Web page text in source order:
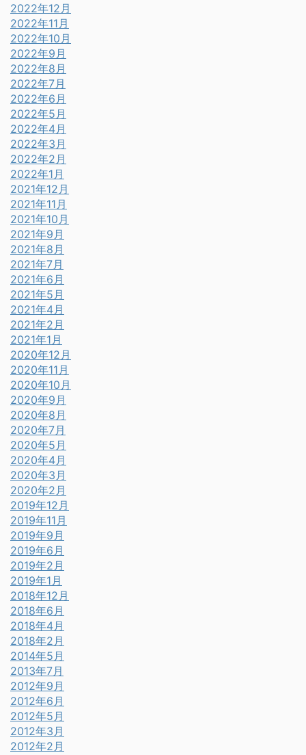
2022年12月
2022年11月
2022年10月
2022年9月
2022年8月
2022年7月
2022年6月
2022年5月
2022年4月
2022年3月
2022年2月
2022年1月
2021年12月
2021年11月
2021年10月
2021年9月
2021年8月
2021年7月
2021年6月
2021年5月
2021年4月
2021年2月
2021年1月
2020年12月
2020年11月
2020年10月
2020年9月
2020年8月
2020年7月
2020年5月
2020年4月
2020年3月
2020年2月
2019年12月
2019年11月
2019年9月
2019年6月
2019年2月
2019年1月
2018年12月
2018年6月
2018年4月
2018年2月
2014年5月
2013年7月
2012年9月
2012年6月
2012年5月
2012年3月
2012年2月